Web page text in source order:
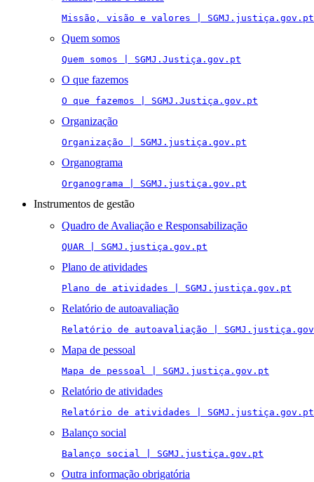
Missão, visão e valores | SGMJ.justiça.gov.pt
Quem somos
Quem somos | SGMJ.Justiça.gov.pt
O que fazemos
O que fazemos | SGMJ.Justiça.gov.pt
Organização
Organização | SGMJ.justiça.gov.pt
Organograma
Organograma | SGMJ.justiça.gov.pt
Instrumentos de gestão
Quadro de Avaliação e Responsabilização
QUAR | SGMJ.justiça.gov.pt
Plano de atividades
Plano de atividades | SGMJ.justiça.gov.pt
Relatório de autoavaliação
Relatório de autoavaliação |
Mapa de pessoal
Mapa de pessoal | SGMJ.justiça.gov.pt
Relatório de atividades
Relatório de atividades | SGMJ.justiça.gov.pt
Balanço social
Balanço social | SGMJ.justiça.gov.pt
Outra informação obrigatória